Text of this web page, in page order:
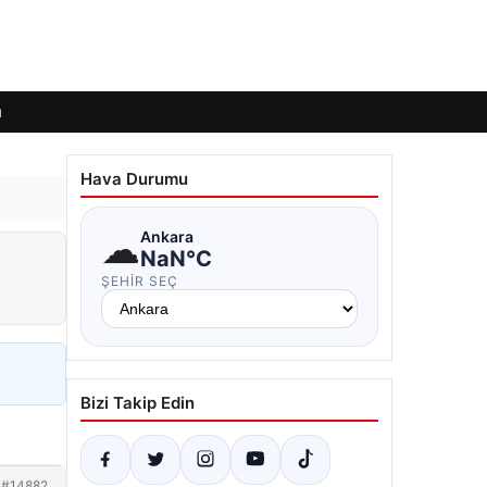
Hava Durumu
☁Ankara
NaN°C
ŞEHIR SEÇ
Bizi Takip Edin